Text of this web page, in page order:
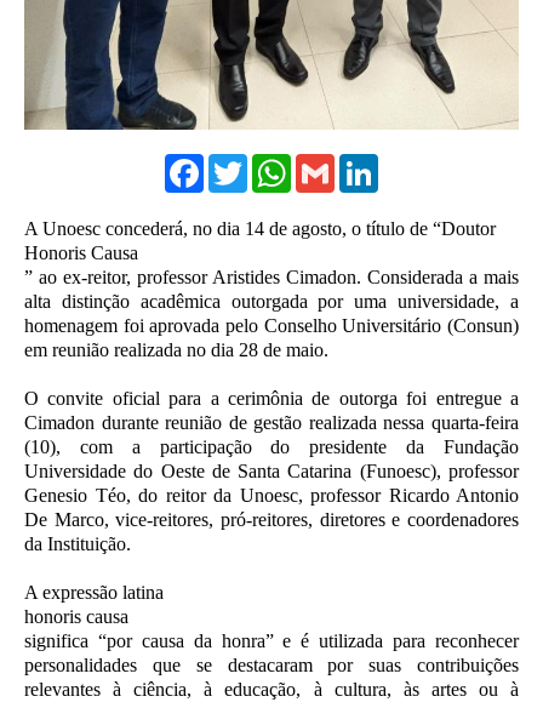
Facebook
TwitterWhatsApp
Gmail
A Unoesc concederá, no dia 14 de agosto, o título de “Doutor
Honoris Causa
” ao ex-reitor, professor Aristides Cimadon. Considerada a mais
alta distinção acadêmica outorgada por uma universidade, a
homenagem foi aprovada pelo Conselho Universitário (Consun)
em reunião realizada no dia 28 de maio.
O convite oficial para a cerimônia de outorga foi entregue a
Cimadon durante reunião de gestão realizada nessa quarta-feira
(10), com a participação do presidente da Fundação
Universidade do Oeste de Santa Catarina (Funoesc), professor
Genesio Téo, do reitor da Unoesc, professor Ricardo Antonio
De Marco, vice-reitores, pró-reitores, diretores e coordenadores
da Instituição.
A expressão latina
honoris causa
significa “por causa da honra” e é utilizada para reconhecer
personalidades que se destacaram por suas contribuições
relevantes à ciência, à educação, à cultura, às artes ou à